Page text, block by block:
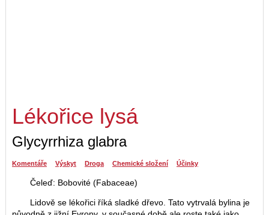
Lékořice lysá
Glycyrrhiza glabra
Komentáře Výskyt Droga Chemické složení Účinky
Čeleď: Bobovité (Fabaceae)
Lidově se lékořici říká sladké dřevo. Tato vytrvalá bylina je